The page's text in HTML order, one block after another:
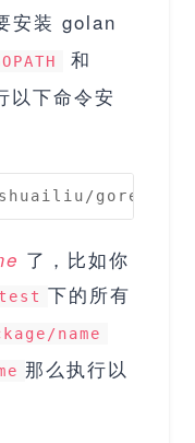
安装 golan
和
以下命令安
gorename
了，比如你
下的所有
name
那么执行以